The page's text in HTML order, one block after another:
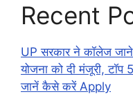
Recent
UP सरकार ने कॉलेज जाने
योजना को दी मंजूरी, टॉप
जानें कैसे करें Apply